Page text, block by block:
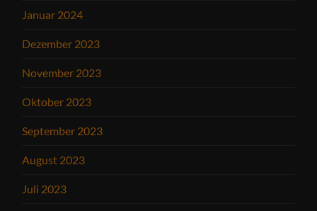
Januar 2024
Dezember 2023
November 2023
Oktober 2023
September 2023
August 2023
Juli 2023